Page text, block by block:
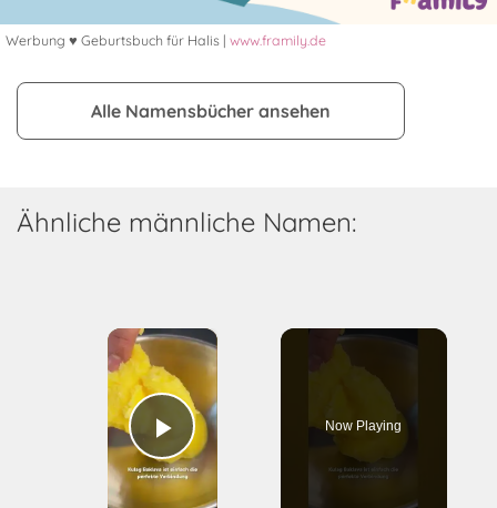
Werbung ♥ Geburtsbuch für Halis | www.framily.de
Alle Namensbücher ansehen
Ähnliche männliche Namen:
×
Play Video
Now Playing